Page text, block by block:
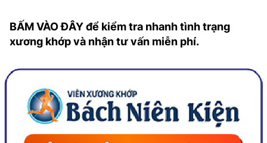
BẤM VÀO ĐÂY để kiểm tra nhanh tình trạng
xương khớp và nhận tư vấn miễn phí.